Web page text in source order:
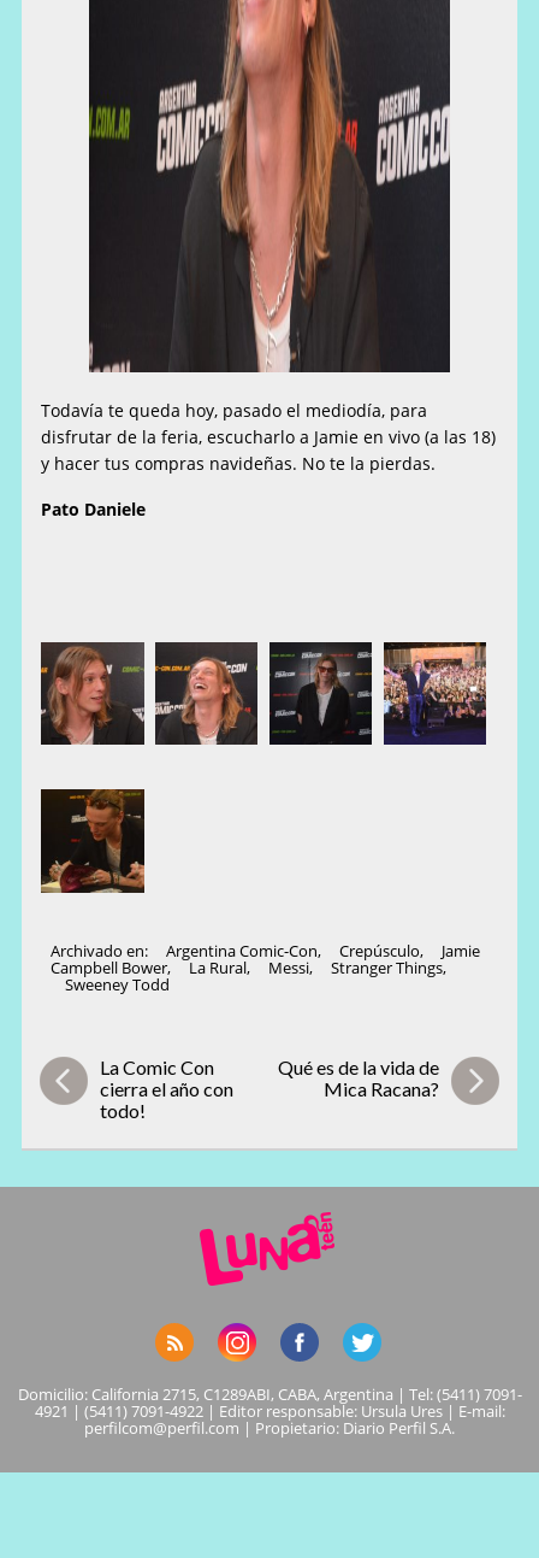
Todavía te queda hoy, pasado el mediodía, para
disfrutar de la feria, escucharlo a Jamie en vivo (a las 18)
y hacer tus compras navideñas. No te la pierdas.
Pato Daniele
Archivado en: Argentina Comic-Con, Crepúsculo, Jamie
Campbell Bower, La Rural, Messi, Stranger Things,
Sweeney Todd
La Comic Con
cierra el año con
todo!
Qué es de la vida de
Mica Racana?
Domicilio: California 2715, C1289ABI, CABA, Argentina | Tel: (5411) 7091-
4921 | (5411) 7091-4922 | Editor responsable: Ursula Ures | E-mail:
perfilcom@perfil.com | Propietario: Diario Perfil S.A.